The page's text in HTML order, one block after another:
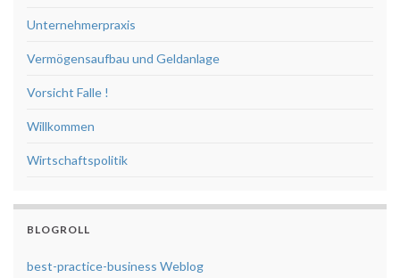
Unternehmerpraxis
Vermögensaufbau und Geldanlage
Vorsicht Falle !
Willkommen
Wirtschaftspolitik
BLOGROLL
best-practice-business Weblog